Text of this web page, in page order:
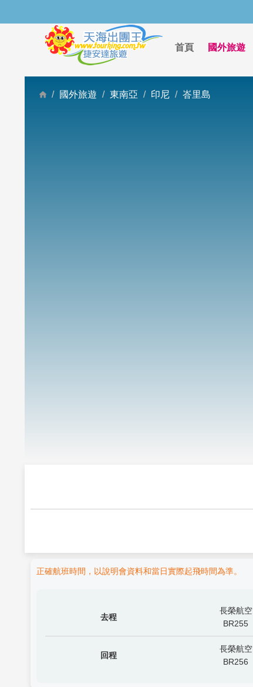
首頁 國外旅遊
國外旅遊 東南亞 印尼 峇里島
正確航班時間，以說明會資料和當日實際起飛時間為準。
去程
長榮航空
BR255
回程
長榮航空
BR256